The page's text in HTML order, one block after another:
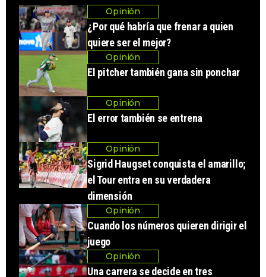
Opinión
¿Por qué habría que frenar a quien
quiere ser el mejor?
Opinión
El pitcher también gana sin ponchar
Opinión
El error también se entrena
Opinión
Sigrid Haugset conquista el amarillo;
el Tour entra en su verdadera
dimensión
Opinión
Cuando los números quieren dirigir el
juego
Opinión
Una carrera se decide en tres